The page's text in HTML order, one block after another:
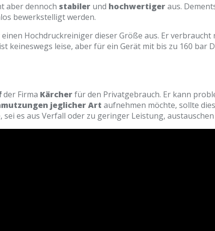
aber dennoch stabiler und hochwertigeraus.
bewerkstelligt werden.
Hochdruckreiniger dieser Größe aus. Er verbraucht
ist keineswegs leise, aber für ein Gerät mit bis zu 160 bar
der Firma Kärcherfür den Privatgebrauch. Er kann
jeglicher Art aufnehmen möchte, sollte
es aus Verfall oder zu geringer Leistung, austauschen